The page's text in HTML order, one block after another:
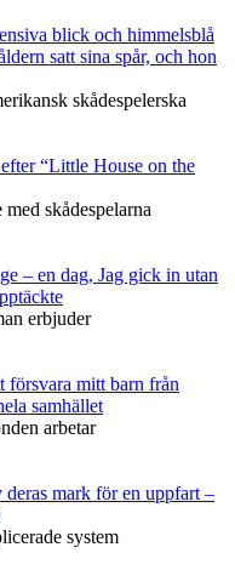
blick och himmelsblå
satt sina spår, och hon
skådespelerska
“Little House on the
skådespelarna
– en dag, Jag gick in utan
erbjuder
mitt barn från
samhället
arbetar
mark för en uppfart –
system